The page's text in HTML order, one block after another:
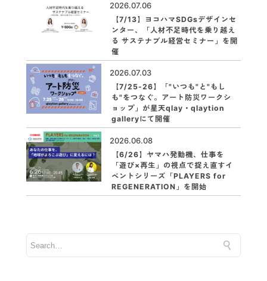
2026.07.06
【7/13】ヨコハマSDGsデザインセ
ンター、「人材不足時代を乗り越え
る サステナブル経営セミナー」を開
催
2026.07.03
【7/25-26】「"いつも"と"もし
も"をつなぐ。アート防災ワークシ
ョップ」が星天qlay・qlaytion
galleryにて開催
2026.06.08
【6/26】ヤマハ発動機、仕事を
「遊び×再生」の視点で捉え直すイ
ベントシリーズ「PLAYERS for
REGENERATION」を開始